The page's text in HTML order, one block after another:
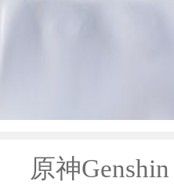
原神